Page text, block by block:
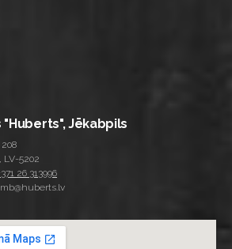
"Huberts", Jēkabpils
LV-5202
26 313996